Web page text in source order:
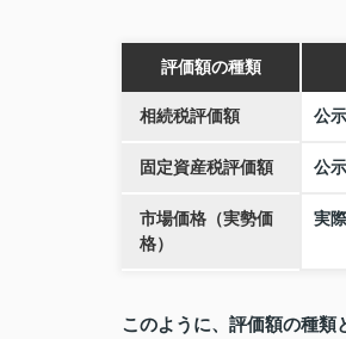
評価額の種類
相続税評価額 公
固定資産税評価額 公
市場価格（実勢価
格）
実
このように、評価額の種類